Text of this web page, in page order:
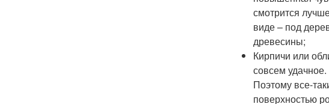
смотрится
виде – под
древесины;
Кирпичи или
совсем
Поэтому все-
поверхностью